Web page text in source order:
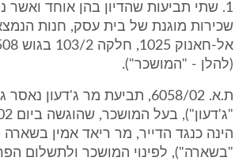
1. שתי תביעות שהדיון בהן אוחד ואשר
שכירות מוגנת של בית עסק, חנות
(להלן - "המושכר").
ת.א. 6058/02, תביעת מר ג'דעון
הינה כנגד הדייר, מר ריאד אמין בשארה
"בשארה"), לפינוי המושכר ולתשלום